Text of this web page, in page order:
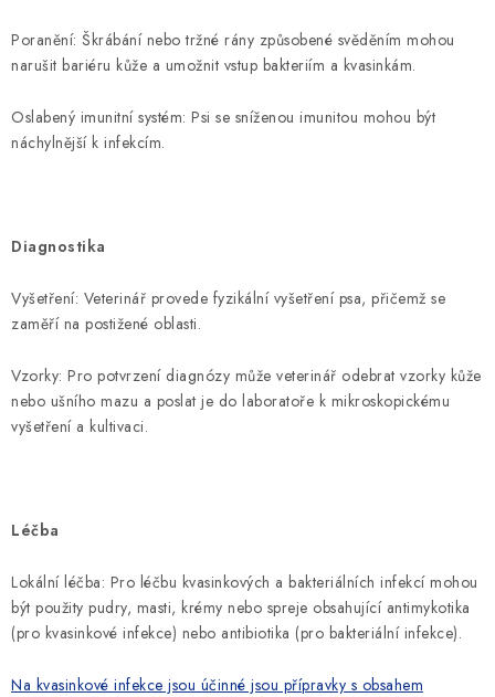
Poranění: Škrábání nebo tržné rány způsobené svěděním mohou
narušit bariéru kůže a umožnit vstup bakteriím a kvasinkám.
Oslabený imunitní systém: Psi se sníženou imunitou mohou být
náchylnější k infekcím.
Diagnostika
Vyšetření: Veterinář provede fyzikální vyšetření psa, přičemž se
zaměří na postižené oblasti.
Vzorky: Pro potvrzení diagnózy může veterinář odebrat vzorky kůže
nebo ušního mazu a poslat je do laboratoře k mikroskopickému
vyšetření a kultivaci.
Léčba
Lokální léčba: Pro léčbu kvasinkových a bakteriálních infekcí mohou
být použity pudry, masti, krémy nebo spreje obsahující antimykotika
(pro kvasinkové infekce) nebo antibiotika (pro bakteriální infekce).
Na kvasinkové infekce jsou účinné jsou přípravky s obsahem